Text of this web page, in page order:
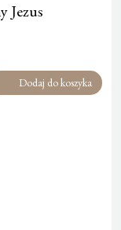
Jezus
Dodaj do koszyka